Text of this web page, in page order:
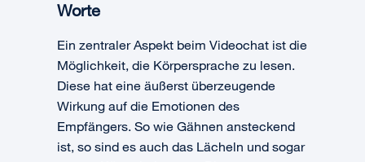
Worte
Ein zentraler Aspekt beim Videochat ist die
Möglichkeit, die Körpersprache zu lesen.
Diese hat eine äußerst überzeugende
Wirkung auf die Emotionen des
Empfängers. So wie Gähnen ansteckend
ist, so sind es auch das Lächeln und sogar